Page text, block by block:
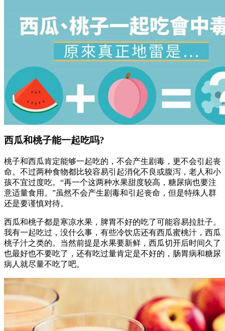
西瓜和桃子能一起吃吗?
桃子和西瓜肯定能够一起吃的，不会产生剧毒，更不会引起丧
命。不过两种食物都比较容易引起消化不良或腹泻，老人和小
孩不宜过度吃。“再一个这两种水果甜度较高，糖尿病也要注
意适量食用。”虽然不会产生剧毒和引起丧命，但是特殊人群
还是要谨慎对待。
西瓜和桃子都是寒凉水果，脾胃不好的吃了可能容易拉肚子。
我有一起吃过，没什么事，有些冷饮店还有西瓜蜜桃汁，西瓜
桃子汁之类的。当然前提是水果要新鲜，西瓜切开后时间久了
也最好也不要吃了，还有吃过量肯定是不好的，肠胃病和糖尿
病人就尽量不吃了吧。